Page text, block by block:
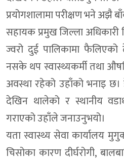
प्रयोगशालामा परीक्षण भने अझै
सहायक प्रमुख जिल्ला अधिकारी
ज्वरो दुई पालिकामा
नसके थप स्वास्थ्यकर्मी तथा
अवस्था रहेको उहाँको भनाइ
देखिन थालेको र स्थानीय
गराएको उहाँले जनाउनुभयो।
यता स्वास्थ्य सेवा कार्यालय
चिसोका कारण दीर्घरोगी,